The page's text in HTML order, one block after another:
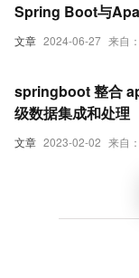
文章 2024-06-27 来自
Spring Boot与
文章 2023-02-02 来自
springboot 整合
级数据集成和处理